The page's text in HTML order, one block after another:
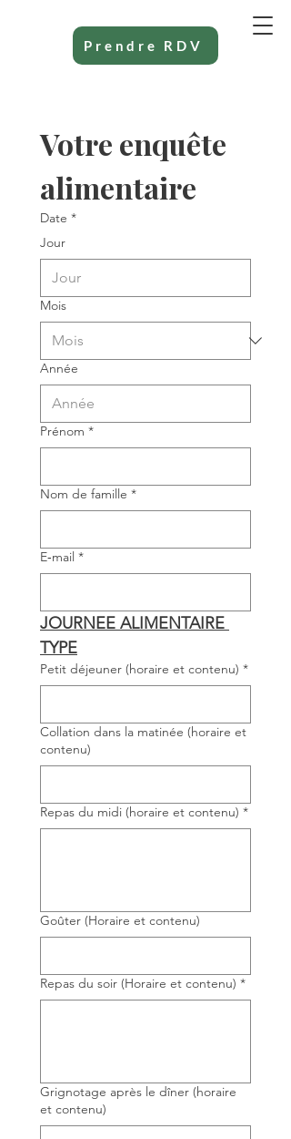
Prendre RDV
Votre enquête
Date *
Jour
Mois
Année
Prénom *
Nom de famille *
E‑mail *
JOURNEE ALIMENTAIRE
TYPE
Petit déjeuner (horaire et contenu) *
Collation dans la matinée (horaire et
contenu)
Repas du midi (horaire et contenu) *
Goûter (Horaire et contenu)
Repas du soir (Horaire et contenu) *
Grignotage après le dîner (horaire
et contenu)